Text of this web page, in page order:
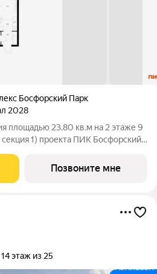
Босфорский Парк
2028
площадью 23.80 кв.м на 2 этаже 9
1) проекта ПИК Босфорский
большие окна, с отделкой. Жилой
Позвоните мне
14 этаж из 25